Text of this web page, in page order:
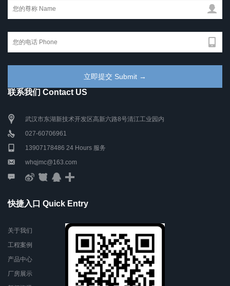
联系我们 Contact US
武汉市东湖新技术开发区高新六路8号清江工业园内
027-60706961
13907178486 24 Hours 服务
whqjmc@163.com
快捷入口 Quick Entry
关于我们
工程案例
产品中心
厂房展示